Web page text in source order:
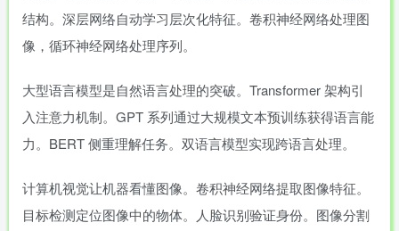
结构。深层网络自动学习层次化特征。卷积神经网络处理图
像，循环神经网络处理序列。
大型语言模型是自然语言处理的突破。Transformer 架构引
入注意力机制。GPT 系列通过大规模文本预训练获得语言能
力。BERT 侧重理解任务。双语言模型实现跨语言处理。
计算机视觉让机器看懂图像。卷积神经网络提取图像特征。
目标检测定位图像中的物体。人脸识别验证身份。图像分割